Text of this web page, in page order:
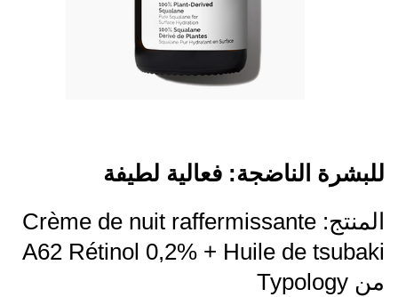
للبشرة الناضجة: فعالية لطيفة
المنتج: Crème de nuit raffermissante
A62 Rétinol 0,2% + Huile de tsubaki
من Typology